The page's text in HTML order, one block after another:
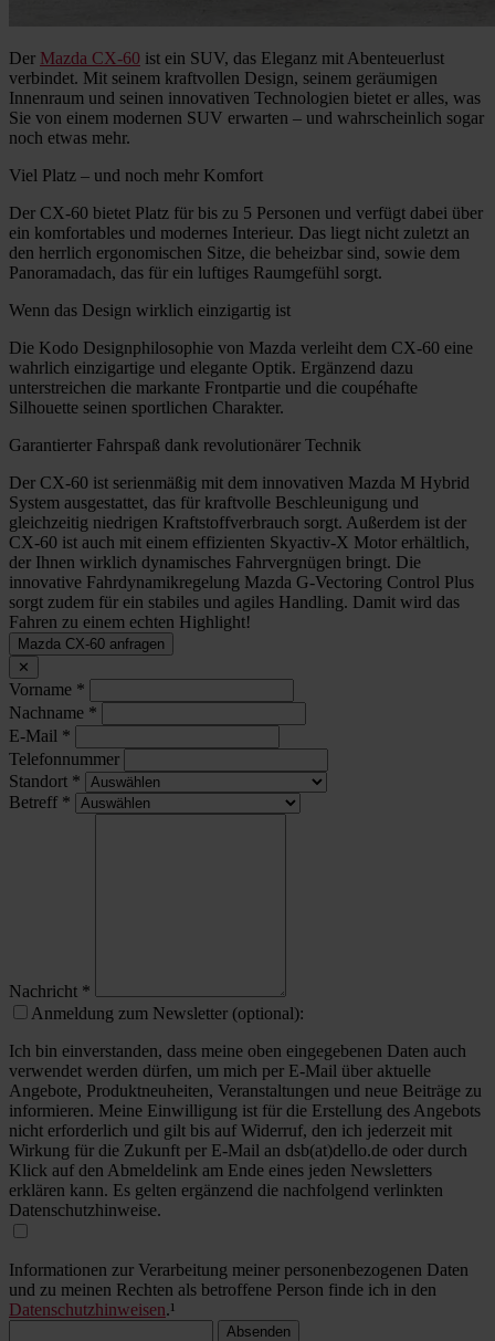
Der Mazda CX-60 ist ein SUV, das Eleganz mit Abenteuerlust
verbindet. Mit seinem kraftvollen Design, seinem geräumigen
Innenraum und seinen innovativen Technologien bietet er alles, was
Sie von einem modernen SUV erwarten – und wahrscheinlich sogar
noch etwas mehr.
Viel Platz – und noch mehr Komfort
Der CX-60 bietet Platz für bis zu 5 Personen und verfügt dabei über
ein komfortables und modernes Interieur. Das liegt nicht zuletzt an
den herrlich ergonomischen Sitze, die beheizbar sind, sowie dem
Panoramadach, das für ein luftiges Raumgefühl sorgt.
Wenn das Design wirklich einzigartig ist
Die Kodo Designphilosophie von Mazda verleiht dem CX-60 eine
wahrlich einzigartige und elegante Optik. Ergänzend dazu
unterstreichen die markante Frontpartie und die coupéhafte
Silhouette seinen sportlichen Charakter.
Garantierter Fahrspaß dank revolutionärer Technik
Der CX-60 ist serienmäßig mit dem innovativen Mazda M Hybrid
System ausgestattet, das für kraftvolle Beschleunigung und
gleichzeitig niedrigen Kraftstoffverbrauch sorgt. Außerdem ist der
CX-60 ist auch mit einem effizienten Skyactiv-X Motor erhältlich,
der Ihnen wirklich dynamisches Fahrvergnügen bringt. Die
innovative Fahrdynamikregelung Mazda G-Vectoring Control Plus
sorgt zudem für ein stabiles und agiles Handling. Damit wird das
Fahren zu einem echten Highlight!
Mazda CX-60 anfragen
✕
Vorname *
Nachname *
E-Mail *
Telefonnummer
Standort *
Betreff *
Nachricht *
Anmeldung zum Newsletter (optional):
Ich bin einverstanden, dass meine oben eingegebenen Daten auch
verwendet werden dürfen, um mich per E-Mail über aktuelle
Angebote, Produktneuheiten, Veranstaltungen und neue Beiträge zu
informieren. Meine Einwilligung ist für die Erstellung des Angebots
nicht erforderlich und gilt bis auf Widerruf, den ich jederzeit mit
Wirkung für die Zukunft per E-Mail an dsb(at)dello.de oder durch
Klick auf den Abmeldelink am Ende eines jeden Newsletters
erklären kann. Es gelten ergänzend die nachfolgend verlinkten
Datenschutzhinweise.
Informationen zur Verarbeitung meiner personenbezogenen Daten
und zu meinen Rechten als betroffene Person finde ich in den
Datenschutzhinweisen.¹
Absenden